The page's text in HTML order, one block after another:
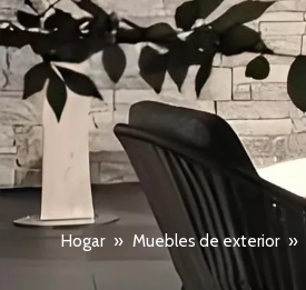
Hogar » Muebles de exterior »